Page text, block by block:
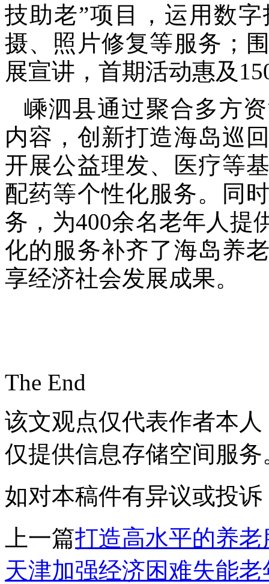
技助老”项目，运用数
摄、照片修复等服务；
展宣讲，首期活动惠及
嵊泗县通过聚合多方
内容，创新打造海岛巡
开展公益理发、医疗等
配药等个性化服务。同
务，为400余名老年人提
化的服务补齐了海岛养
享经济社会发展成果。
The End
该文观点仅代表作者本
仅提供信息存储空间服务
如对本稿件有异议或投诉
上一篇打造高水平的养
天津加强经济困难失能